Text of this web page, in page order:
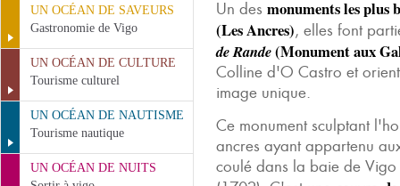
UN OCÉAN DE SAVEURS
Gastronomie de Vigo
UN OCÉAN DE CULTURE
Tourisme culturel
UN OCÉAN DE NAUTISME
Tourisme nautique
UN OCÉAN DE NUITS
Un des monuments les plus
(Les Ancres), elles font
de Rande(Monument aux
Colline d'O Castro et
image unique.
Ce monument sculptant
ancres ayant appartenu
coulé dans la baie de